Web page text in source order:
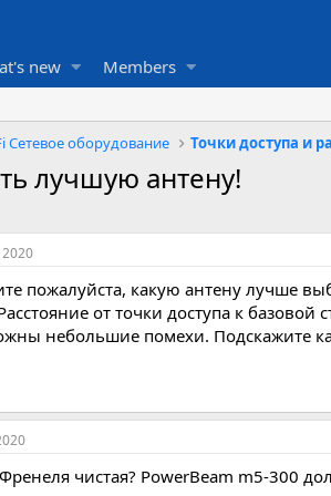
new Members
Сетевое оборудование Точки доступа и
лучшую антену!
пожалуйста, какую антену лучше
от точки доступа к
небольшие помехи. Подскажите
чистая? PowerBeam m5-300